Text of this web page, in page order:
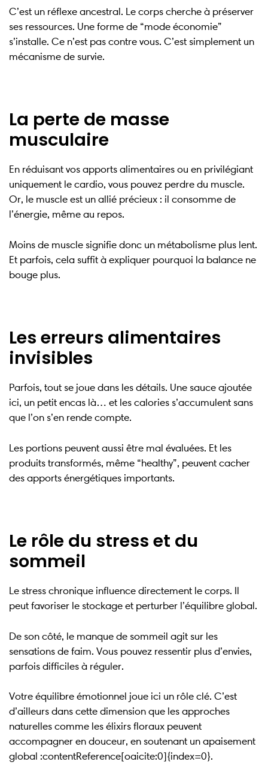
C’est un réflexe ancestral. Le corps cherche à préserver
ses ressources. Une forme de “mode économie”
s’installe. Ce n’est pas contre vous. C’est simplement un
mécanisme de survie.
La perte de masse
musculaire
En réduisant vos apports alimentaires ou en privilégiant
uniquement le cardio, vous pouvez perdre du muscle.
Or, le muscle est un allié précieux : il consomme de
l’énergie, même au repos.
Moins de muscle signifie donc un métabolisme plus lent.
Et parfois, cela suffit à expliquer pourquoi la balance ne
bouge plus.
Les erreurs alimentaires
invisibles
Parfois, tout se joue dans les détails. Une sauce ajoutée
ici, un petit encas là… et les calories s’accumulent sans
que l’on s’en rende compte.
Les portions peuvent aussi être mal évaluées. Et les
produits transformés, même “healthy”, peuvent cacher
des apports énergétiques importants.
Le rôle du stress et du
sommeil
Le stress chronique influence directement le corps. Il
peut favoriser le stockage et perturber l’équilibre global.
De son côté, le manque de sommeil agit sur les
sensations de faim. Vous pouvez ressentir plus d’envies,
parfois difficiles à réguler.
Votre équilibre émotionnel joue ici un rôle clé. C’est
d’ailleurs dans cette dimension que les approches
naturelles comme les élixirs floraux peuvent
accompagner en douceur, en soutenant un apaisement
global :contentReference[oaicite:0]{index=0}.